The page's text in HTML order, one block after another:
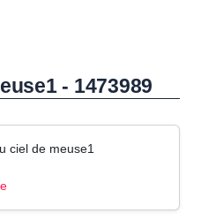
- 1473989
ciel de meuse1